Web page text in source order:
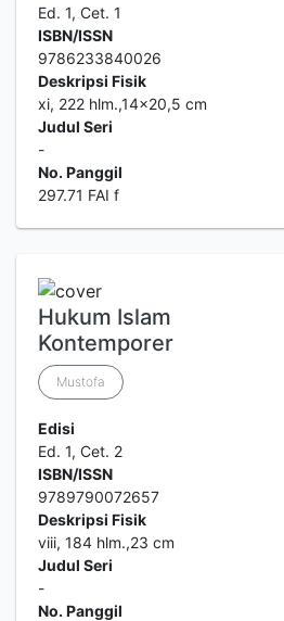
Ed. 1, Cet. 1
ISBN/ISSN
9786233840026
Deskripsi Fisik
xi, 222 hlm.,14x20,5 cm
Judul Seri
-
No. Panggil
297.71 FAI f
Hukum Islam
Kontemporer
Mustofa
Edisi
Ed. 1, Cet. 2
ISBN/ISSN
9789790072657
Deskripsi Fisik
viii, 184 hlm.,23 cm
Judul Seri
-
No. Panggil